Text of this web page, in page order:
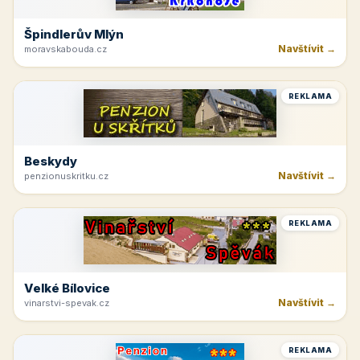
Špindlerův Mlýn
moravskabouda.cz Navštívit →
REKLAMA
penzionuskritku.cz Navštívit →
REKLAMA